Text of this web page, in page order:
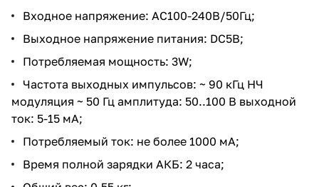
Входное напряжение: АС100-240В/50Гц;
Выходное напряжение питания: DC5В;
Потребляемая мощность: 3W;
Частота выходных импульсов: ~ 90 кГц НЧ
модуляция ~ 50 Гц амплитуда: 50..100 В выходной
ток: 5-15 мА;
Потребляемый ток: не более 1000 мA;
Время полной зарядки АКБ: 2 часа;